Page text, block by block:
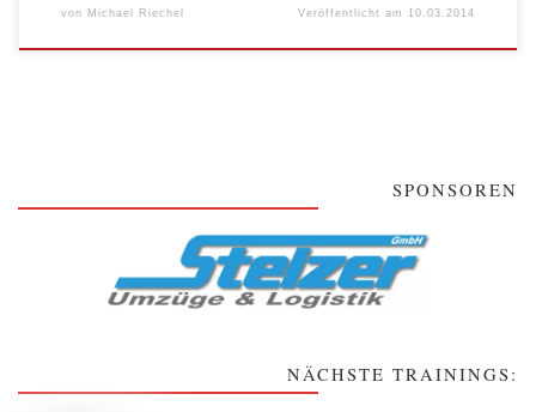
von Michael Riechel Veröffentlicht am 10.03.2014
SPONSOREN
NÄCHSTE TRAININGS: